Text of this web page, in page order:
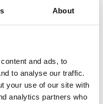
About
and ads, to
to analyse our traffic.
your use of our site with
analytics partners who